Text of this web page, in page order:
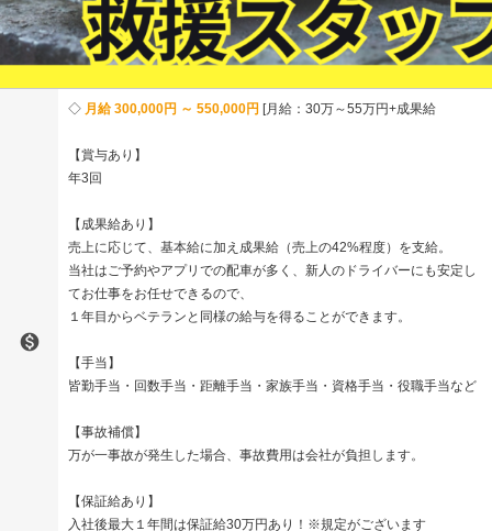

月給 300,000円 ～ 550,000円 月給：30万～55万円+成果給
【賞与あり】
年3回
【成果給あり】
売上に応じて、基本給に加え成果給（売上の42%程度）を支給。
当社はご予約やアプリでの配車が多く、新人のドライバーにも安定し
てお仕事をお任せできるので、
１年目からベテランと同様の給与を得ることができます。
【手当】
皆勤手当・回数手当・距離手当・家族手当・資格手当・役職手当など
【事故補償】
万が一事故が発生した場合、事故費用は会社が負担します。
【保証給あり】
入社後最大１年間は保証給30万円あり！※規定がございます